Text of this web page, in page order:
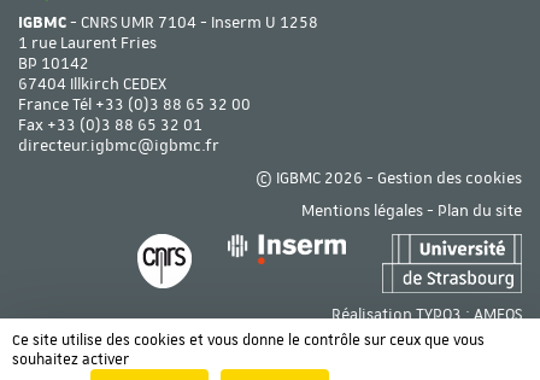
IGBMC- CNRS UMR 7104 - Inserm U 1258
1 rue Laurent Fries
BP 10142
67404 Illkirch CEDEX
France Tél +33 (0)3 88 65 32 00
Fax +33 (0)3 88 65 32 01
directeur.igbmc@igbmc.fr
© IGBMC 2026 - Gestion des cookies
Mentions légales- Plan du site
Réalisation TYPO3 :AMEOS
Ce site utilise des cookies et vous donne le contrôle sur ceux que vous
souhaitez activer